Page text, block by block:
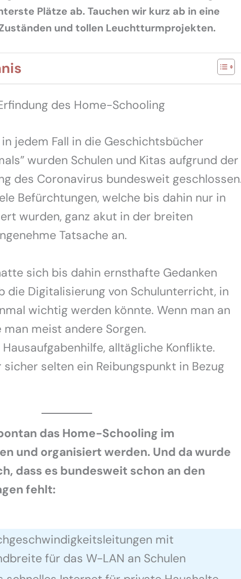
Plätze ab. Tauchen wir kurz ab in eine
und tollen Leuchtturmprojekten.
des Home-Schooling
jedem Fall in die Geschichtsbücher
wurden Schulen und Kitas aufgrund der
des Coronavirus bundesweit
Befürchtungen, welche bis dahin nur in
wurden, ganz akut in der breiten
Tatsache an.
sich bis dahin ernsthafte Gedanken
die Digitalisierung von Schulunterricht, in
wichtig werden könnte. Wenn man an
meist andere Sorgen.
alltägliche Konflikte.
sicher selten ein Reibungspunkt in Bezug
das Home-Schooling im
und organisiert werden. Und da wurde
dass es bundesweit schon an den
fehlt:
mit
für das W-LAN an Schulen